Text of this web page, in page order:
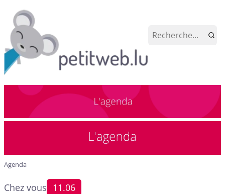
Agenda
Chez vous 11.06